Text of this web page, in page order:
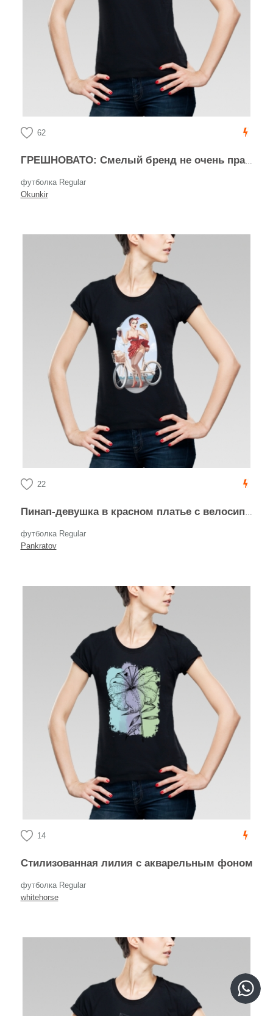
62
ГРЕШНОВАТО: Смелый бренд не очень православной одежды
футболка Regular
Okunkir
22
Пинап-девушка в красном платье с велосипедом
футболка Regular
Pankratov
14
Стилизованная лилия с акварельным фоном
футболка Regular
whitehorse